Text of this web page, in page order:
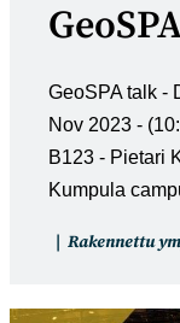
GeoSPA talk -
Nov 2023 -
B123 - Pietari
Kumpula
Artikkelin
Rakennettu